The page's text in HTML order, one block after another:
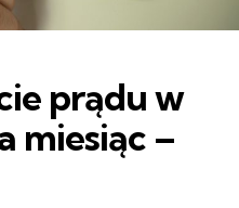
prądu w
miesiąc –